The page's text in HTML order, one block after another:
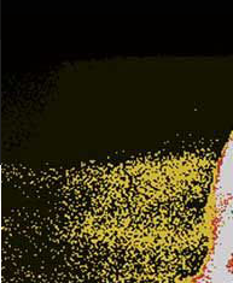
della Serie A